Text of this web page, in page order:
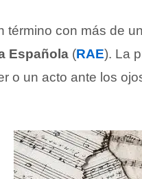
término con más de
Española (RAE). La
o un acto ante los